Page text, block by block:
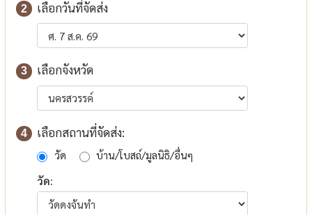
2 เลือกวันที่จัดส่ง
3 เลือกจังหวัด
4 เลือกสถานที่จัดส่ง:
วัด
บ้าน/โบสถ์/มูลนิธิ/อื่นๆ
วัด: